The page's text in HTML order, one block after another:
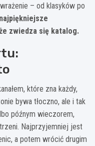
– od klasyków po
zwiedza się katalog.
które zna każdy,
bywa tłoczno, ale i tak
późnym wieczorem,
Najprzyjemniej jest
a potem wrócić drugim